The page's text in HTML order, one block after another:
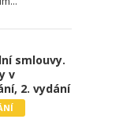
smlouvy.
v
2. vydání